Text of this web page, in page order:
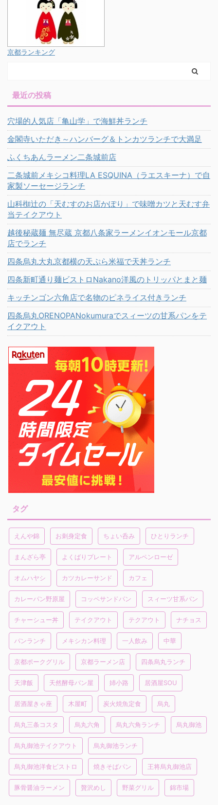
京都ランキング
最近の投稿
穴場的人気店「亀山学」で海鮮丼ランチ
金閣寺いただき～ハンバーグ＆トンカツランチで大満足
ふくちあんラーメン二条城前店
二条城前メキシコ料理LA ESQUINA（ラエスキーナ）で自
家製ソーセージランチ
山科椥辻の「天むすのお店かぽり」で味噌カツと天むす弁
当テイクアウト
越後秘蔵麺 無尽蔵 京都八条家ラーメンイオンモール京都
店でランチ
四条烏丸大丸京都横の天ぷら米福で天丼ランチ
四条新町通り麺ビストロNakano洋風のトリッパとまと麺
キッチンゴン六角店で名物のピネライス付きランチ
四条烏丸ORENOPANokumuraでスィーツの甘系パンをテ
イクアウト
タグ
えんや錦 お刺身定食 ちょい呑み ひとりランチ
まんざら亭 よくばりプレート アルペンローゼ
オムハヤシ カツカレーサンド カフェ
カレーパン野原屋 コッペサンドパン スィーツ甘系パン
チャーシュー丼 テイクアウト テクアウト ナチョス
パンランチ メキシカン料理 一人飲み 中華
京都ポークグリル 京都ラーメン店 四条烏丸ランチ
天津飯 天然酵母パン屋 姉小路 居酒屋SOU
居酒屋きゃ座 木屋町 炭火焼魚定食 烏丸
烏丸三条コスタ 烏丸六角 烏丸六角ランチ 烏丸御池
烏丸御池テイクアウト 烏丸御池ランチ
烏丸御池洋食ビストロ 焼きそばパン 王将烏丸御池店
豚骨醤油ラーメン 贅沢めし 野菜グリル 錦市場